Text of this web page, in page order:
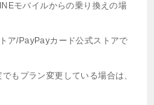
モバイルからの乗り換えの場
ア/PayPayカード公式ストアで
もプラン変更している場合は、